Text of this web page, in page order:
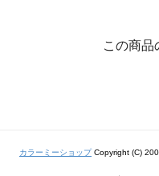
この商品
カラーミーショップCopyright (C)